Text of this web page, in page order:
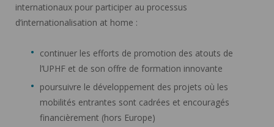
internationaux pour participer au processus
d’internationalisation at home :
continuer les efforts de promotion des atouts de
l’UPHF et de son offre de formation innovante
poursuivre le développement des projets où les
mobilités entrantes sont cadrées et encouragés
financièrement (hors Europe)